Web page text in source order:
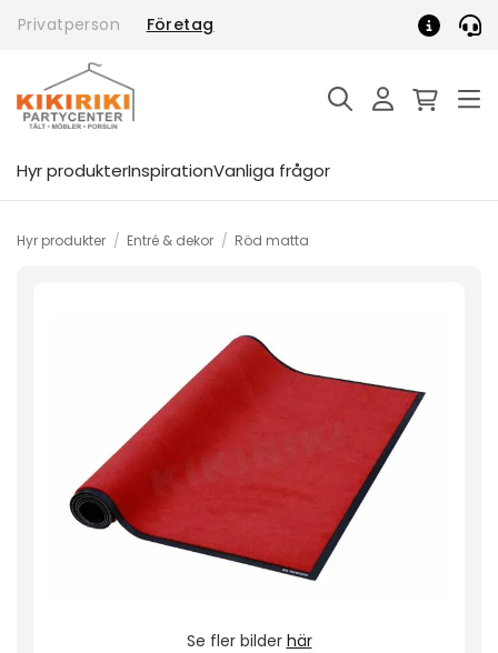
Privatperson Företag
Hyr produkterInspirationVanliga frågor
Hyr produkter / Entré & dekor / Röd matta
Se fler bilder här